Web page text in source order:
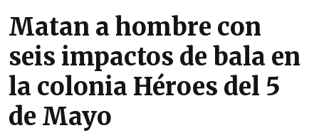
Matan a hombre con
seis impactos de bala en
la colonia Héroes del 5
de Mayo